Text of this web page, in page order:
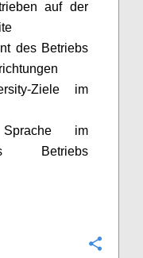
auf der
des Betriebs
-Ziele im
Sprache im
Betriebs